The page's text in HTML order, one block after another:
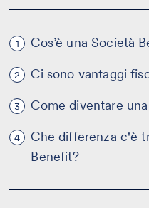
1 Cos’è una Società
2 Ci sono vantaggi
3 Come diventare
4
Che differenza c'è
Benefit?